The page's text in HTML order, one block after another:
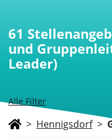
Alle Filter
61
und
Leader)
> Hennigsdorf >